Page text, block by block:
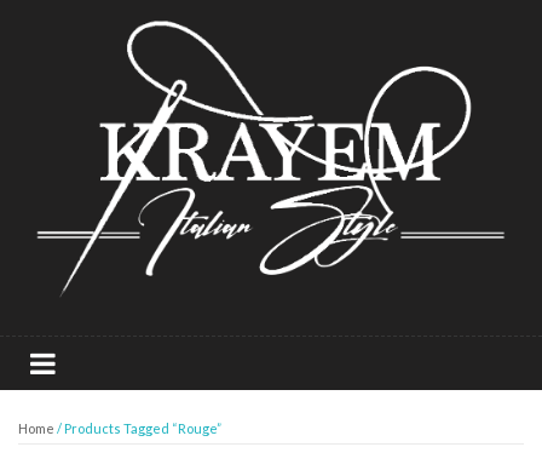
Home / Products Tagged “rouge”